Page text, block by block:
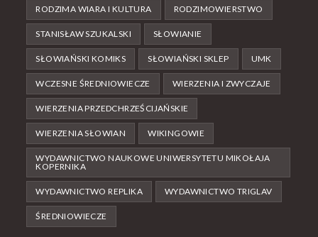
RODZIMA WIARA I KULTURA RODZIMOWIERSTWO
STANISŁAW SZUKALSKI SŁOWIANIE
SŁOWIAŃSKI KOMIKS SŁOWIAŃSKI SKLEP UMK
WCZESNE ŚREDNIOWIECZE WIERZENIA I ZWYCZAJE
WIERZENIA PRZEDCHRZEŚCIJAŃSKIE
WIERZENIA SŁOWIAN WIKINGOWIE
WYDAWNICTWO NAUKOWE UNIWERSYTETU MIKOŁAJA
KOPERNIKA
WYDAWNICTWO REPLIKA WYDAWNICTWO TRIGLAV
ŚREDNIOWIECZE